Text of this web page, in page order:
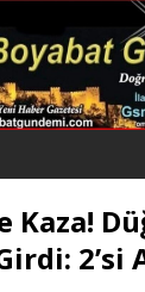
Kaza!
2’si